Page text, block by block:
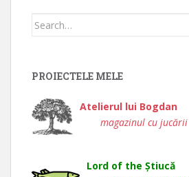
Search
PROIECTELE MELE
Atelierul lui Bogdan
magazinul cu jucării
Lord of the Știucă